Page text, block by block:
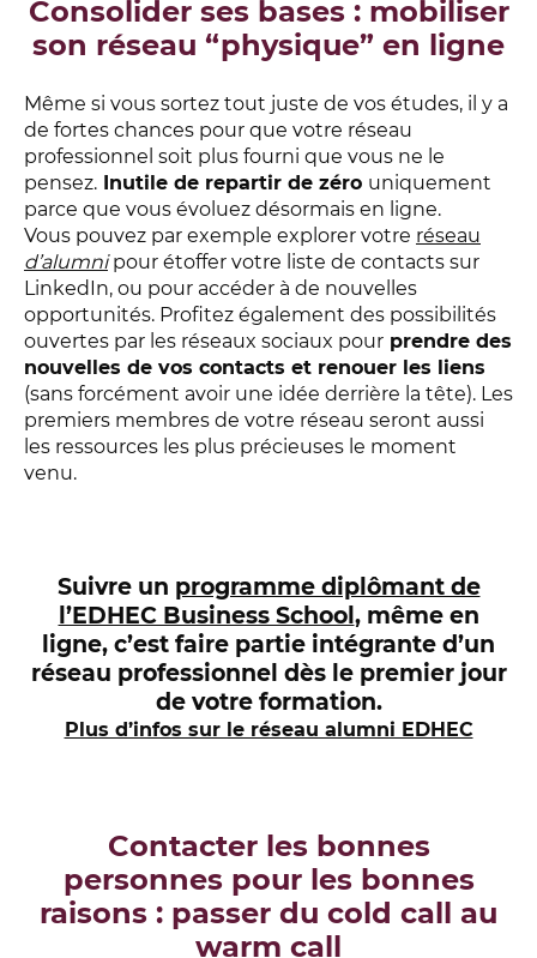
Consolider ses bases : mobiliser
son réseau “physique” en ligne
Même si vous sortez tout juste de vos études, il y a
de fortes chances pour que votre réseau
professionnel soit plus fourni que vous ne le
pensez. Inutile de repartir de zéro uniquement
parce que vous évoluez désormais en ligne.
Vous pouvez par exemple explorer votre réseau
d’alumnipour étoffer votre liste de contacts sur
LinkedIn, ou pour accéder à de nouvelles
opportunités. Profitez également des possibilités
ouvertes par les réseaux sociaux pour prendre des
nouvelles de vos contacts et renouer les liens
(sans forcément avoir une idée derrière la tête). Les
premiers membres de votre réseau seront aussi
les ressources les plus précieuses le moment
venu.
Suivre un programme diplômant de
l’EDHEC Business School, même en
ligne, c’est faire partie intégrante d’un
réseau professionnel dès le premier jour
de votre formation.
Plus d’infos sur le réseau alumni EDHEC
Contacter les bonnes
personnes pour les bonnes
raisons : passer du cold call au
warm call